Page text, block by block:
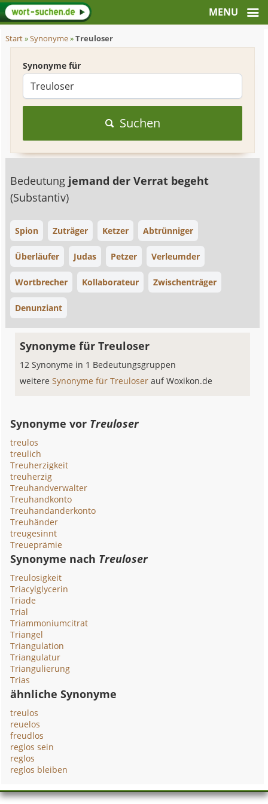
Start»Synonyme»Treuloser
Synonyme für
Suchen
Bedeutung jemand der Verrat begeht
(Substantiv)
Spion Zuträger Ketzer Abtrünniger
Überläufer Judas Petzer Verleumder
Wortbrecher Kollaborateur Zwischenträger
Denunziant
Synonyme für Treuloser
12 Synonyme in 1 Bedeutungsgruppen
weitereSynonyme für Treuloserauf Woxikon.de
Synonyme vor Treuloser
treulos
treulich
Treuherzigkeit
treuherzig
Treuhandverwalter
Treuhandkonto
Treuhandanderkonto
Treuhänder
treugesinnt
Treueprämie
Synonyme nach Treuloser
Treulosigkeit
Triacylglycerin
Triade
Trial
Triammoniumcitrat
Triangel
Triangulation
Triangulatur
Triangulierung
Trias
ähnliche Synonyme
treulos
reuelos
freudlos
reglos sein
reglos
reglos bleiben